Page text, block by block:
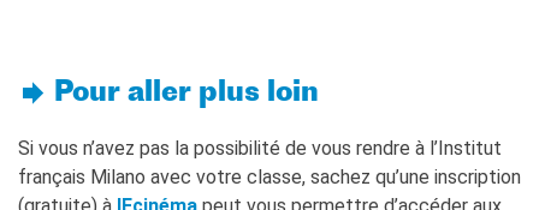
Pour aller plus loin
Si vous n’avez pas la possibilité de vous rendre à l’Institut
français Milano avec votre classe, sachez qu’une inscription
(gratuite) à IFcinéma peut vous permettre d’accéder aux